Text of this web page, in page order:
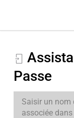
Passe
Saisir un nom
associée